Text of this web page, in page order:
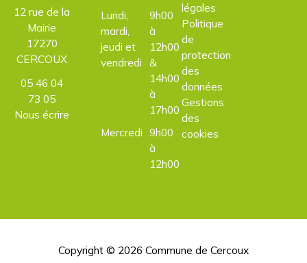
12 rue de la
Mairie
17270
CERCOUX
05 46 04
73 05
Nous écrire
Lundi,
mardi,
jeudi et
vendredi
9h00
à
12h00
&
14h00
à
17h00
Mercredi 9h00
à
12h00
légales
Politique
de
protection
des
données
Gestions
des
cookies
Copyright © 2026 Commune de Cercoux